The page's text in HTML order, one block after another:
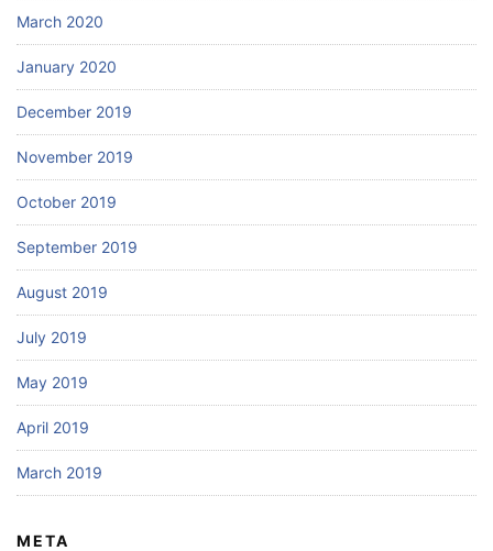
March 2020
January 2020
December 2019
November 2019
October 2019
September 2019
August 2019
July 2019
May 2019
April 2019
March 2019
META